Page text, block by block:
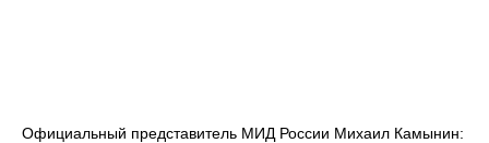
Официальный представитель МИД России Михаил Камынин: